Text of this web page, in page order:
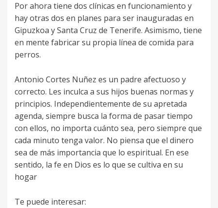
Por ahora tiene dos clínicas en funcionamiento y
hay otras dos en planes para ser inauguradas en
Gipuzkoa y Santa Cruz de Tenerife. Asimismo, tiene
en mente fabricar su propia línea de comida para
perros.
Antonio Cortes Nuñez es un padre afectuoso y
correcto. Les inculca a sus hijos buenas normas y
principios. Independientemente de su apretada
agenda, siempre busca la forma de pasar tiempo
con ellos, no importa cuánto sea, pero siempre que
cada minuto tenga valor. No piensa que el dinero
sea de más importancia que lo espiritual. En ese
sentido, la fe en Dios es lo que se cultiva en su
hogar
Te puede interesar: